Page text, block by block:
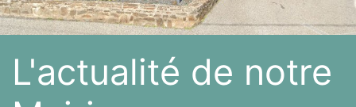
L'actualité de notre